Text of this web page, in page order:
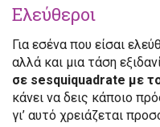
Ελεύθεροι
Για εσένα που είσαι
αλλά και μια τάση
σε sesquiquadrate με
κάνει να δεις κάποιο
γι’ αυτό χρειάζεται